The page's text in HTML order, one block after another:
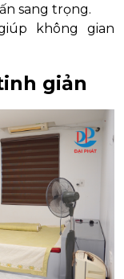
sang trọng.
không gian
giản